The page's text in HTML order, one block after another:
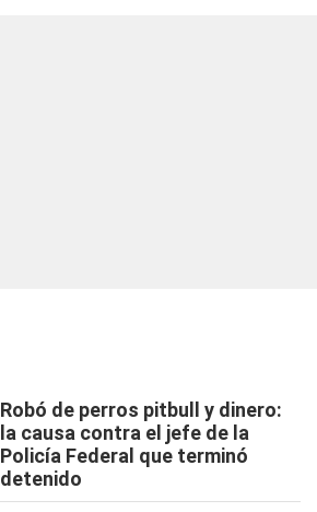
Robó de perros pitbull y dinero:
la causa contra el jefe de la
Policía Federal que terminó
detenido